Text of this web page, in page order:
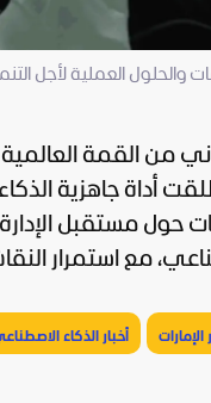
والحلول العملية لأجل
من القمة
أداة جاهزية
مستقبل الإدارة
مع استمرار
الإمارات أخبار الذكاء